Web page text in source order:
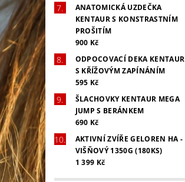
ANATOMICKÁ UZDEČKA
KENTAUR S KONSTRASTNÍM
PROŠITÍM
900 Kč
ODPOCOVACÍ DEKA KENTAUR
S KŘÍŽOVÝM ZAPÍNÁNÍM
595 Kč
ŠLACHOVKY KENTAUR MEGA
JUMP S BERÁNKEM
690 Kč
AKTIVNÍ ZVÍŘE GELOREN HA -
VIŠŇOVÝ 1350G (180KS)
1 399 Kč